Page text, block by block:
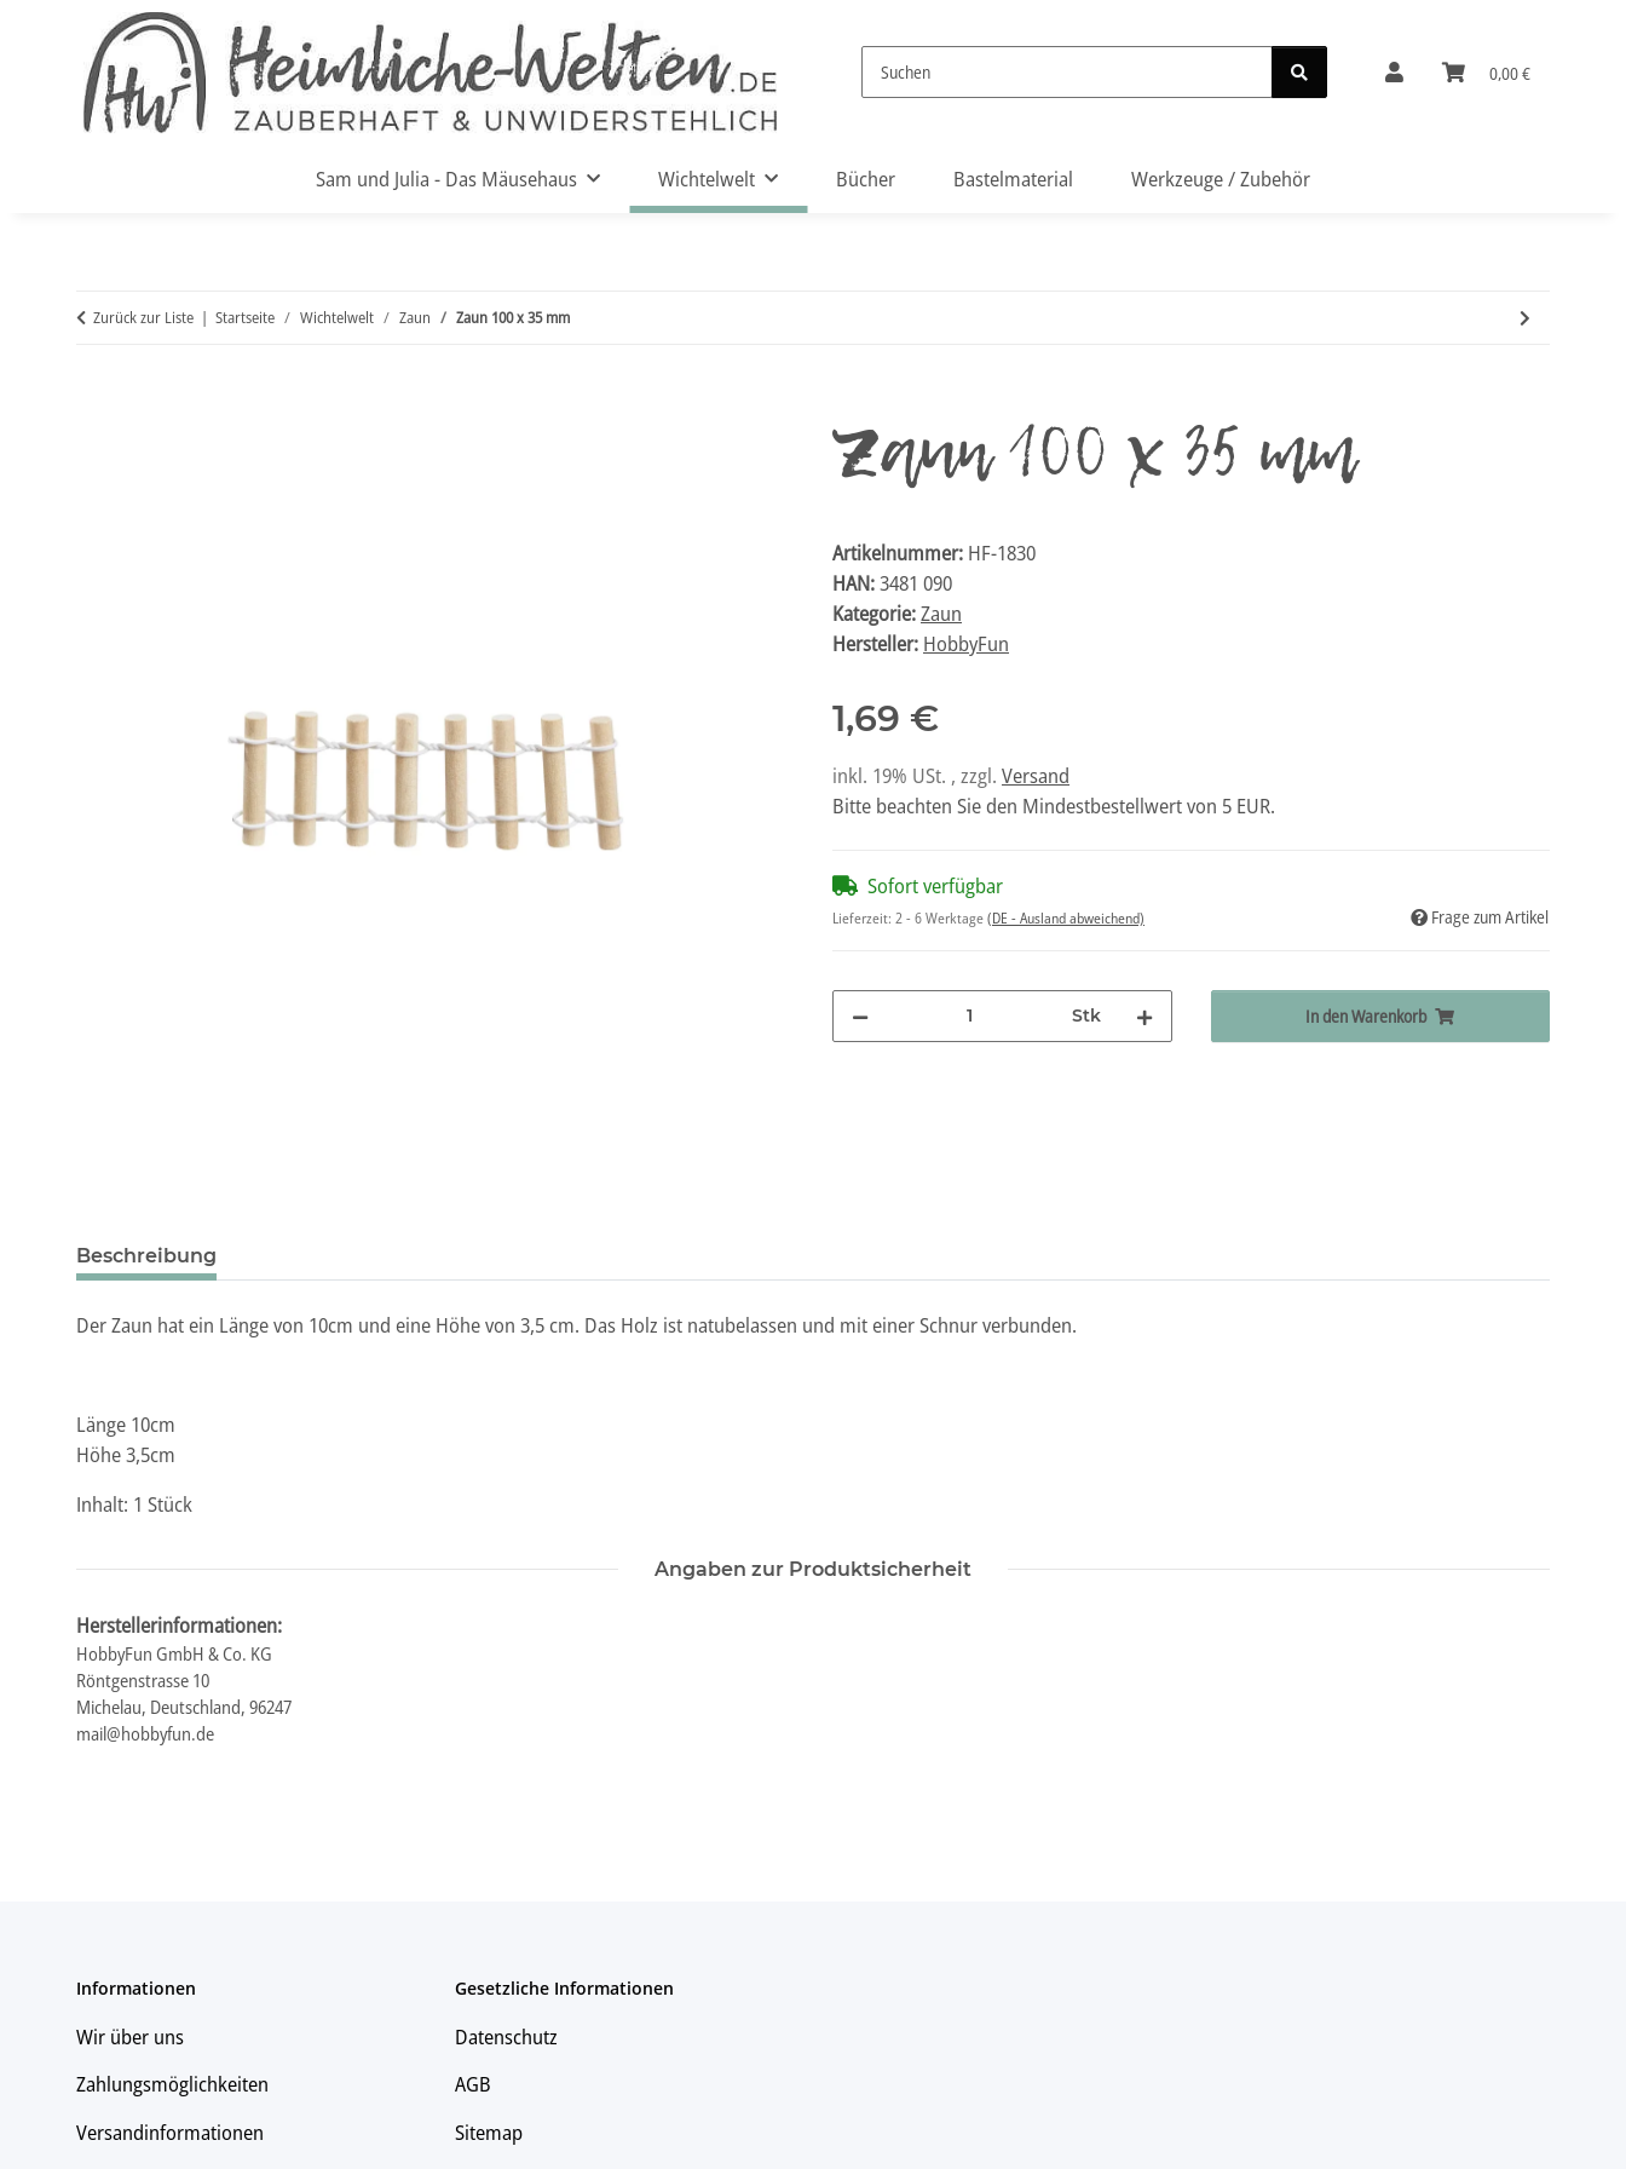
0,00 €
Sam und Julia - Das Mäusehaus Wichtelwelt Bücher Bastelmaterial Werkzeuge / Zubehör
Zurück zur Liste Startseite Wichtelwelt Zaun Zaun 100 x 35 mm
Zaun 100 x 35 mm
Artikelnummer: HF-1830
HAN:3481 090
Kategorie:Zaun
Hersteller: HobbyFun
1,69 €
inkl. 19% USt. , zzgl. Versand
Bitte beachten Sie den Mindestbestellwert von 5 EUR.
Sofort verfügbar
Lieferzeit: 2 - 6 Werktage(DE - Ausland abweichend) Frage zum Artikel
Stk In den Warenkorb
Beschreibung
Der Zaun hat ein Länge von 10cm und eine Höhe von 3,5 cm. Das Holz ist natubelassen und mit einer Schnur verbunden.
Länge 10cm
Höhe 3,5cm
Inhalt: 1 Stück
Angaben zur Produktsicherheit
Herstellerinformationen:
HobbyFun GmbH & Co. KG
Röntgenstrasse 10
Michelau, Deutschland, 96247
mail@hobbyfun.de
Informationen
Wir über uns
Zahlungsmöglichkeiten
Versandinformationen
Gesetzliche Informationen
Datenschutz
AGB
Sitemap